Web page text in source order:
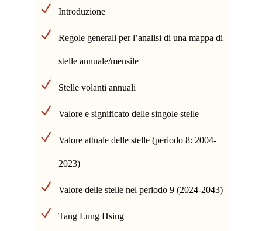
Introduzione
Regole generali per l’analisi di una mappa di
stelle annuale/mensile
Stelle volanti annuali
Valore e significato delle singole stelle
Valore attuale delle stelle (periodo 8: 2004-
2023)
Valore delle stelle nel periodo 9 (2024-2043)
Tang Lung Hsing